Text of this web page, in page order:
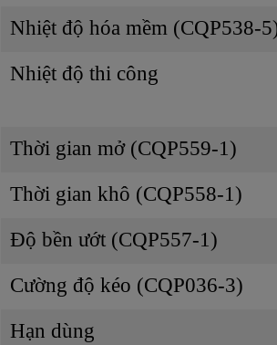
Nhiệt độ hóa mềm (CQP538-
Nhiệt độ thi công
Thời gian mở (CQP559-1)
Thời gian khô (CQP558-1)
Độ bền ướt (CQP557-1)
Cường độ kéo (CQP036-3)
Hạn dùng